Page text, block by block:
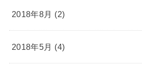
2018年8月 (2)
2018年5月 (4)